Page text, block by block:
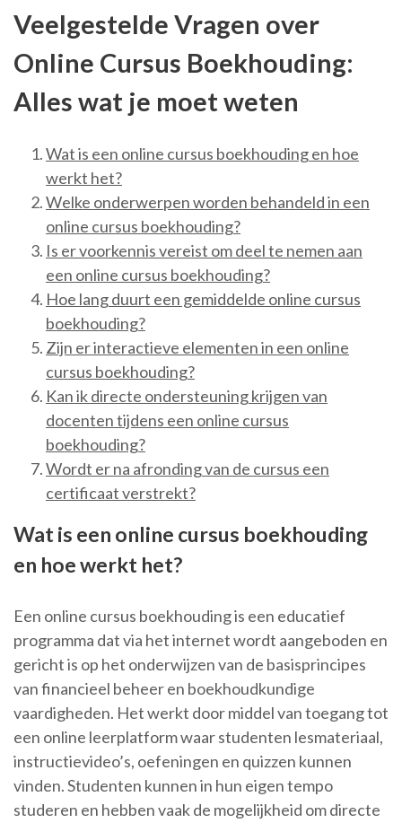
Veelgestelde Vragen over
Online Cursus Boekhouding:
Alles wat je moet weten
Wat is een online cursus boekhouding en hoe
werkt het?
Welke onderwerpen worden behandeld in een
online cursus boekhouding?
Is er voorkennis vereist om deel te nemen aan
een online cursus boekhouding?
Hoe lang duurt een gemiddelde online cursus
boekhouding?
Zijn er interactieve elementen in een online
cursus boekhouding?
Kan ik directe ondersteuning krijgen van
docenten tijdens een online cursus
boekhouding?
Wordt er na afronding van de cursus een
certificaat verstrekt?
Wat is een online cursus boekhouding
en hoe werkt het?
Een online cursus boekhouding is een educatief
programma dat via het internet wordt aangeboden en
gericht is op het onderwijzen van de basisprincipes
van financieel beheer en boekhoudkundige
vaardigheden. Het werkt door middel van toegang tot
een online leerplatform waar studenten lesmateriaal,
instructievideo’s, oefeningen en quizzen kunnen
vinden. Studenten kunnen in hun eigen tempo
studeren en hebben vaak de mogelijkheid om directe